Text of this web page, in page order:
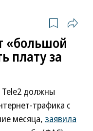
«большой
плату за
должны
трафика с
месяца, заявила